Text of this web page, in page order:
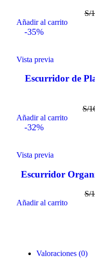
S/
Añadir al carrito
-35%
Vista previa
Escurridor de
S/
Añadir al carrito
-32%
Vista previa
Escurridor
S/
Añadir al carrito
Valoraciones (0)